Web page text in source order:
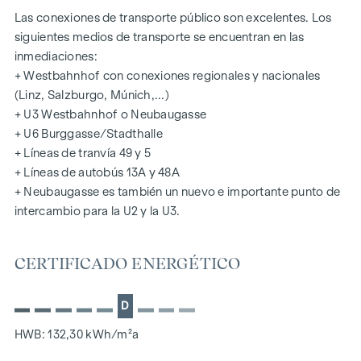
Fecha de inicio del alquiler: a partir de ahora
Los gastos de formalización del contrato de alquiler
correrán a cargo del inquilino.
Este inmueble se le ofrece en alquiler sin compromiso y con
reserva de modificaciones.
Los datos mencionados anteriormente se basan en la
información y la documentación facilitadas por la
propietaria y no están garantizados por nuestra parte.
las condiciones generales de contratación y el Reglamento
para agentes inmobiliarios del Ministerio Federal de
Comercio, Industria y Artesanía, BGBL. 297/1996. En caso
de que se produzca una operación jurídica al respecto, le
cobraremos una comisión de intermediación equivalente a 3
Las conexiones de transporte público son excelentes. Los
siguientes medios de transporte se encuentran en las
inmediaciones:
+ Westbahnhof con conexiones regionales y nacionales
(Linz, Salzburgo, Múnich,...)
+ U3 Westbahnhof o Neubaugasse
+ U6 Burggasse/Stadthalle
+ Líneas de tranvía 49 y 5
+ Líneas de autobús 13A y 48A
+ Neubaugasse es también un nuevo e importante punto de
intercambio para la U2 y la U3.
CERTIFICADO ENERGÉTICO
D
HWB: 132,30 kWh/m²a